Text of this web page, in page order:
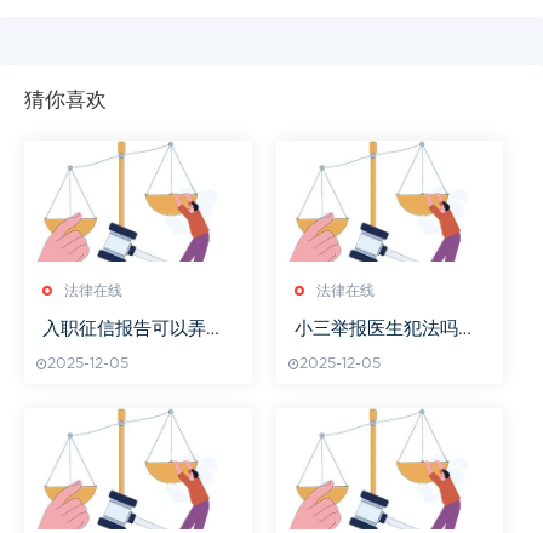
猜你喜欢
法律在线
入职征信报告可以弄假
2025-12-05
法律在线
小三举报医生犯法吗有
2025-12-05